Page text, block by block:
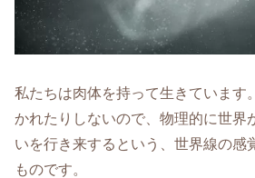
私たちは肉体を持って生きています
かれたりしないので、物理的に世界
いを行き来するという、世界線の感
ものです。